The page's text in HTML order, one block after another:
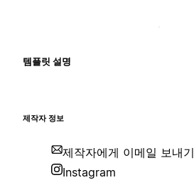
템플릿 설명
제작자 정보
제작자에게 이메일 보내기
Instagram